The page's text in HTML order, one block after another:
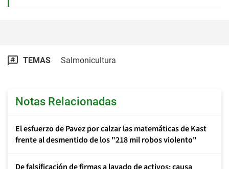
TEMAS Salmonicultura
Notas Relacionadas
El esfuerzo de Pavez por calzar las matemáticas de Kast
frente al desmentido de los "218 mil robos violento"